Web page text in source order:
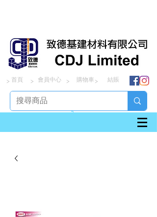
> > > >
首頁 會員中心 購物車 結賬